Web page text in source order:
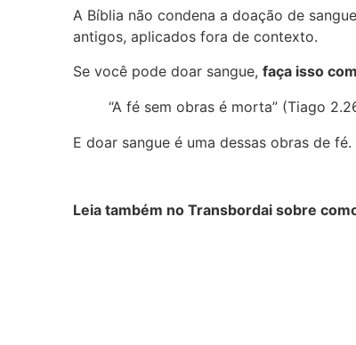
A Bíblia não condena a doação de
antigos, aplicados fora de contexto.
Se você pode doar sangue, faça isso
“A fé sem obras é morta” (Tiago
E doar sangue é uma dessas obras de fé.
Leia também no Transbordai sobre